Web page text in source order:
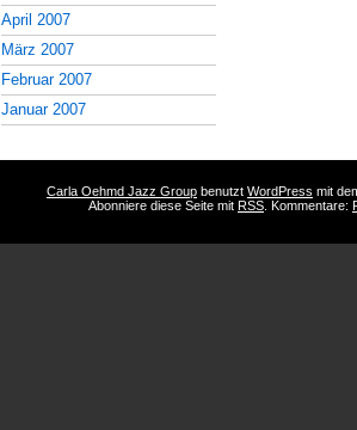
April 2007
März 2007
Februar 2007
Januar 2007
Carla Oehmd Jazz Group benutzt WordPress mit
Abonniere diese Seite mit RSS . Kommentare: